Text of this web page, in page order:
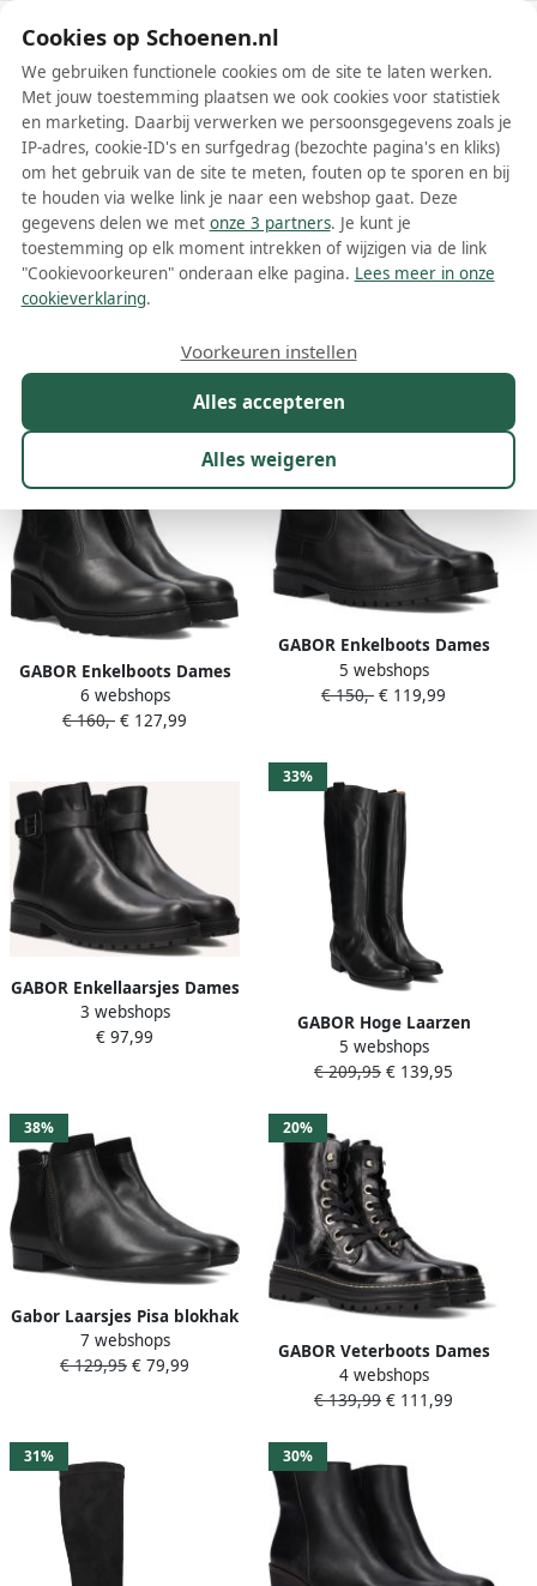
Schoenen.nl
Wis filters Alle filters
Zwarte Gabor dames enkellaarsjes
Meer lezen
20%
GABOR Enkelboots Dames
631.1 Maat: 43 Materiaal:
Leer Kleur: Zwart
6 webshops
€ 160,- € 127,99
GABOR Enkelboots Dames
723.2 Maat: 38 Materiaal:
Leer Kleur: Zwart
5 webshops
€ 150,- € 119,99
GABOR Enkellaarsjes Dames
762 Maat: 40 5 Materiaal:
Leer Kleur: Zwart
3 webshops
€ 97,99
33%
GABOR Hoge Laarzen
Dames 901 Maat: 37 5
Materiaal: Leer Kleur: Zwart
5 webshops
€ 209,95 € 139,95
38%
Gabor Laarsjes Pisa blokhak
business schoen
comfortschoen in breedte h
7 webshops
€ 129,95 € 79,99
20%
GABOR Veterboots Dames
765.1 Maat: 41 Materiaal:
Leer Kleur: Zwart
4 webshops
€ 139,99 € 111,99
31% 30%
Cookies op Schoenen.nl
We gebruiken functionele cookies om de site te laten werken.
Met jouw toestemming plaatsen we ook cookies voor statistiek
en marketing. Daarbij verwerken we persoonsgegevens zoals je
IP-adres, cookie-ID's en surfgedrag (bezochte pagina's en kliks)
om het gebruik van de site te meten, fouten op te sporen en bij
te houden via welke link je naar een webshop gaat. Deze
gegevens delen we met onze 3 partners. Je kunt je
toestemming op elk moment intrekken of wijzigen via de link
"Cookievoorkeuren" onderaan elke pagina. Lees meer in onze
cookieverklaring.
Alles accepteren
Alles weigeren
Voorkeuren instellen